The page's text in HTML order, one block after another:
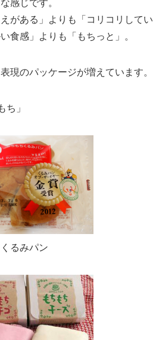
えがある」よりも「コリコリしてい
い食感」よりも「もちっと」。
現のパッケージが増えています。
ち」
るみパン